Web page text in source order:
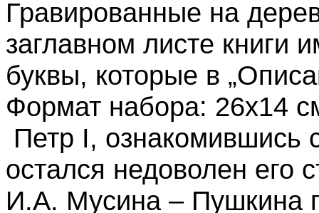
Гравированные на
заглавном листе книги
буквы, которые в
Формат набора: 26х14
Петр I, ознакомившись
остался недоволен его
И.А. Мусина – Пушкина